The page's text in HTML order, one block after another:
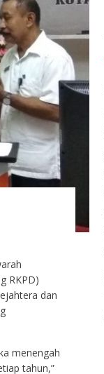
RKPD)
dan
menengah
tahun,”